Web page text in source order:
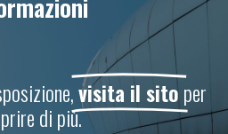
visita il sitoper
di più.